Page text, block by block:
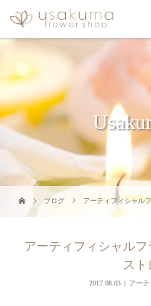
ブログ アーティフィシャル
アーティフィシャル
スト
2017.08.03 アー